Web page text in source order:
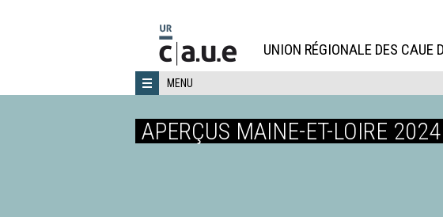
UNION RÉGIONALE DES CAUE
MENU
APERÇUS MAINE-ET-LOIRE 2024